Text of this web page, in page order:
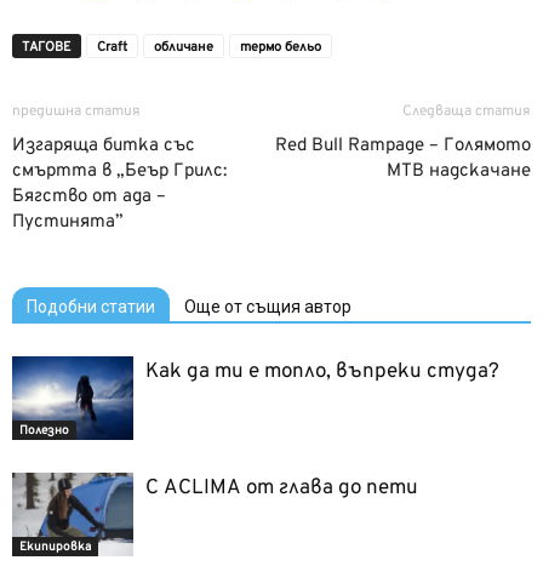
ТАГОВЕ Craft обличане термо бельо
предишна статия
Изгаряща битка със
смъртта в „Беър Грилс:
Бягство от ада –
Пустинята”
Следваща статия
Red Bull Rampage – Голямото
MTB надскачане
Подобни статии Още от същия автор
Полезно
Как да ти е топло, въпреки студа?
Екипировка
С ACLIMA от глава до пети